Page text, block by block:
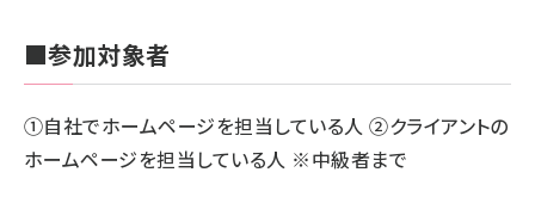
■参加対象者
①自社でホームページを担当している人 ②クライアントの
ホームページを担当している人 ※中級者まで